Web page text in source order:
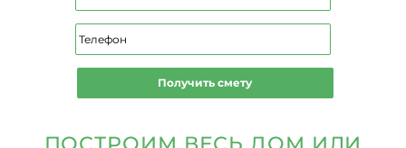
Получить смету